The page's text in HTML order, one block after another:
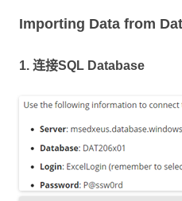
Importing Data from
1. 连接SQL Database